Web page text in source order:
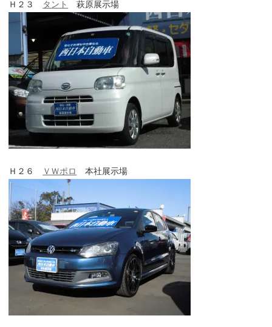
Ｈ２３ タント 萩原展示場
Ｈ２６ ＶＷポロ 本社展示場